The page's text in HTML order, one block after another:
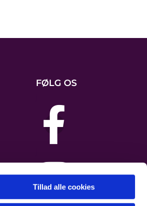
Tillad alle cookies
FØLG OS